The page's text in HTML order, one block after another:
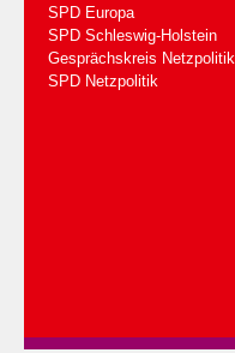
SPD Europa
SPD Schleswig-Holstein
Gesprächskreis Netzpolitik
SPD Netzpolitik